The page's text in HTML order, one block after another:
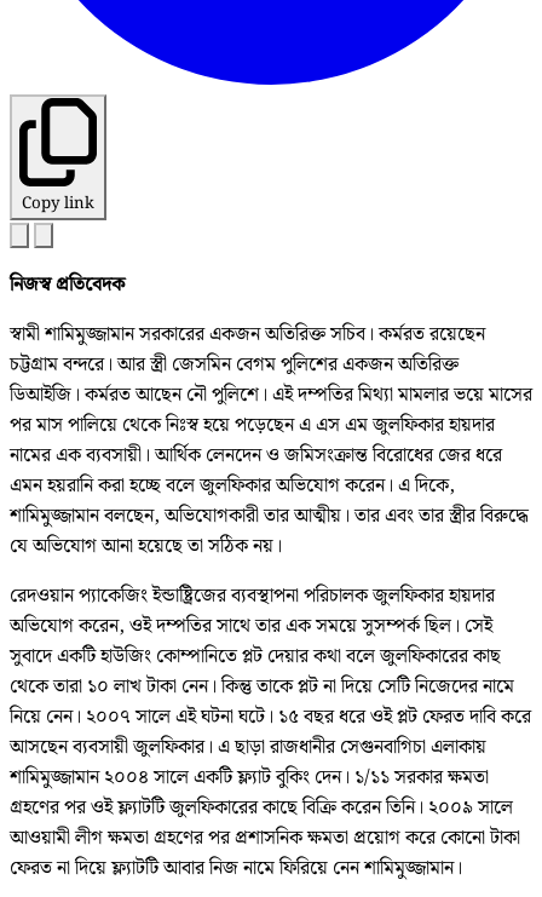
Copy link
নিজস্ব প্রতিবেদক
স্বামী শামিমুজ্জামান সরকারের একজন অতিরিক্ত সচিব। কর্মরত রয়েছেন
চট্টগ্রাম বন্দরে। আর স্ত্রী জেসমিন বেগম পুলিশের একজন অতিরিক্ত
ডিআইজি। কর্মরত আছেন নৌ পুলিশে। এই দম্পতির মিথ্যা মামলার ভয়ে মাসের
পর মাস পালিয়ে থেকে নিঃস্ব হয়ে পড়েছেন এ এস এম জুলফিকার হায়দার
নামের এক ব্যবসায়ী। আর্থিক লেনদেন ও জমিসংক্রান্ত বিরোধের জের ধরে
এমন হয়রানি করা হচ্ছে বলে জুলফিকার অভিযোগ করেন। এ দিকে,
শামিমুজ্জামান বলছেন, অভিযোগকারী তার আত্মীয়। তার এবং তার স্ত্রীর বিরুদ্ধে
যে অভিযোগ আনা হয়েছে তা সঠিক নয়।
রেদওয়ান প্যাকেজিং ইন্ডাষ্ট্রিজের ব্যবস্থাপনা পরিচালক জুলফিকার হায়দার
অভিযোগ করেন, ওই দম্পতির সাথে তার এক সময়ে সুসম্পর্ক ছিল। সেই
সুবাদে একটি হাউজিং কোম্পানিতে প্লট দেয়ার কথা বলে জুলফিকারের কাছ
থেকে তারা ১০ লাখ টাকা নেন। কিন্তু তাকে প্লট না দিয়ে সেটি নিজেদের নামে
নিয়ে নেন। ২০০৭ সালে এই ঘটনা ঘটে। ১৫ বছর ধরে ওই প্লট ফেরত দাবি করে
আসছেন ব্যবসায়ী জুলফিকার। এ ছাড়া রাজধানীর সেগুনবাগিচা এলাকায়
শামিমুজ্জামান ২০০৪ সালে একটি ফ্ল্যাট বুকিং দেন। ১/১১ সরকার ক্ষমতা
গ্রহণের পর ওই ফ্ল্যাটটি জুলফিকারের কাছে বিক্রি করেন তিনি। ২০০৯ সালে
আওয়ামী লীগ ক্ষমতা গ্রহণের পর প্রশাসনিক ক্ষমতা প্রয়োগ করে কোনো টাকা
ফেরত না দিয়ে ফ্ল্যাটটি আবার নিজ নামে ফিরিয়ে নেন শামিমুজ্জামান।